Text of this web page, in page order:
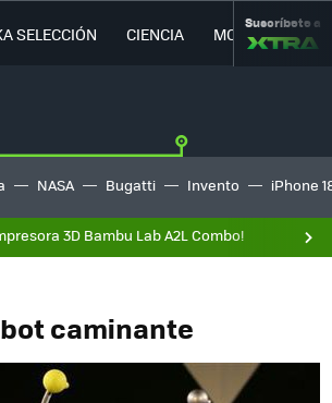
SELECCIÓN CIENCIA MOVILIDAD
Suscríbete a
NASA Bugatti Invento iPhone
3D Bambu Lab A2L Combo!
caminante